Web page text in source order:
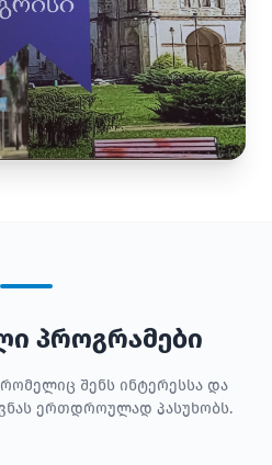
პროგრამები
შენს ინტერესსა და
ერთდროულად პასუხობს.